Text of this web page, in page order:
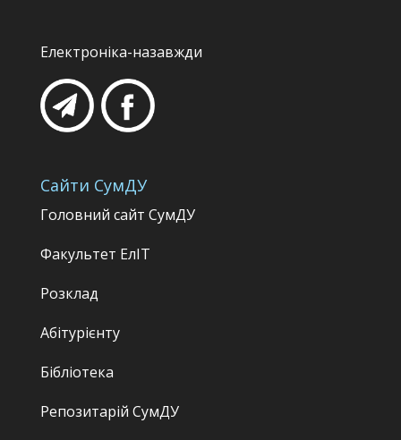
Електроніка-назавжди
Сайти СумДУ
Головний сайт СумДУ
Факультет ЕлІТ
Розклад
Абітурієнту
Бібліотека
Репозитарій СумДУ